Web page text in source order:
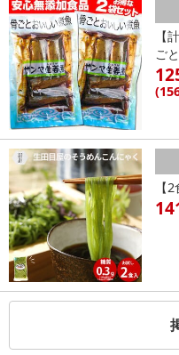
【お支払いについて】
※お支払い方法は、電話料金
イントがご利用いただけます
【発送・お届け・商品につい
※お申込み頂きました商品の
ます。
※お客様のご都合でお受取り
金はいたしかねます。
また、お届け日時のご指定は
不在票にてご対応ください。
※発送予定日は前後する場合
日が異なります。
※dショッピングサンプル百貨
だいた後のご感想をいただく
転売等、目的以外での利用が
【
ご
【